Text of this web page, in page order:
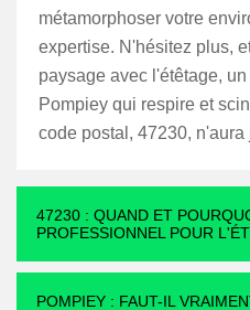
métamorphoser votre
expertise. N'hésitez plus,
paysage avec l'étêtage,
Pompiey qui respire et
code postal, 47230,
47230 : QUAND ET
PROFESSIONNEL POUR
POMPIEY : FAUT-IL